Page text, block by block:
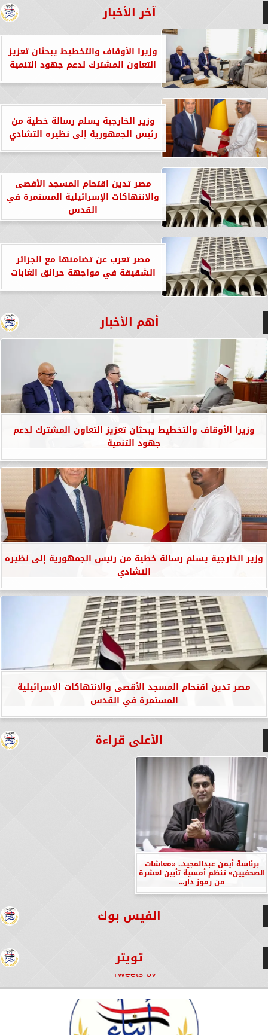
آخر الأخبار
وزيرا الأوقاف والتخطيط يبحثان تعزيز
التعاون المشترك لدعم جهود التنمية
وزير الخارجية يسلم رسالة خطية من
رئيس الجمهورية إلى نظيره التشادي
مصر تدين اقتحام المسجد الأقصى
والانتهاكات الإسرائيلية المستمرة في
القدس
مصر تعرب عن تضامنها مع الجزائر
الشقيقة في مواجهة حرائق الغابات
أهم الأخبار
وزيرا الأوقاف والتخطيط يبحثان تعزيز التعاون المشترك لدعم
جهود التنمية
وزير الخارجية يسلم رسالة خطية من رئيس الجمهورية إلى نظيره
التشادي
مصر تدين اقتحام المسجد الأقصى والانتهاكات الإسرائيلية
المستمرة في القدس
الأعلى قراءة
برئاسة أيمن عبدالمجيد.. «معاشات
الصحفيين» تنظم أمسية تأبين لعشرة
من رموز دار...
الفيس بوك
تويتر
Tweets by